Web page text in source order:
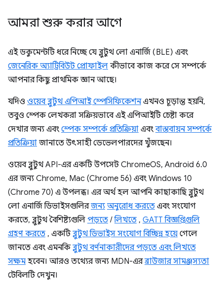
আমরা শুরু করার আগে
এই ডকুমেন্টটি ধরে নিচ্ছে যে ব্লুটুথ লো এনার্জি (BLE) এবং
জেনেরিক অ্যাট্রিবিউট প্রোফাইল কীভাবে কাজ করে সে সম্পর্কে
আপনার কিছু প্রাথমিক জ্ঞান আছে।
যদিও ওয়েব ব্লুটুথ এপিআই স্পেসিফিকেশনএখনও চূড়ান্ত হয়নি,
তবুও স্পেক লেখকরা সক্রিয়ভাবে এই এপিআইটি চেষ্টা করে
দেখার জন্য এবং স্পেক সম্পর্কে প্রতিক্রিয়া এবংবাস্তবায়ন সম্পর্কে
প্রতিক্রিয়া জানাতে উৎসাহী ডেভেলপারদের খুঁজছেন।
ওয়েব ব্লুটুথ API-এর একটি উপসেট ChromeOS, Android 6.0
এর জন্য Chrome, Mac (Chrome 56) এবং Windows 10
(Chrome 70) এ উপলব্ধ। এর অর্থ হল আপনি কাছাকাছি ব্লুটুথ
লো এনার্জি ডিভাইসগুলিরজন্য অনুরোধ করতে এবং সংযোগ
করতে, ব্লুটুথ বৈশিষ্ট্যগুলি পড়তে /লিখতে , GATT বিজ্ঞপ্তিগুলি
গ্রহণ করতে , একটিব্লুটুথ ডিভাইস সংযোগ বিচ্ছিন্ন হয়ে গেলে
জানতে এবং এমনকিব্লুটুথ বর্ণনাকারীদের পড়তে এবং লিখতে
সক্ষম হবেন। আরও তথ্যের জন্য MDN-এরব্রাউজার সামঞ্জস্যতা
টেবিলটি দেখুন।